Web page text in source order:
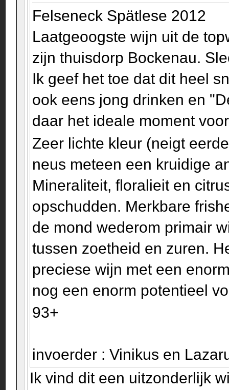
Felseneck Spätlese 2012
Laatgeoogste wijn uit de
zijn thuisdorp Bockenau.
Ik geef het toe dat dit heel
ook eens jong drinken en
daar het ideale moment
Zeer lichte kleur (neigt
neus meteen een kruidige
Mineraliteit, floralieit en
opschudden. Merkbare
de mond wederom primair
tussen zoetheid en zuren.
preciese wijn met een
nog een enorm potentieel
93+
invoerder : Vinikus en
Ik vind dit een uitzonderlijk